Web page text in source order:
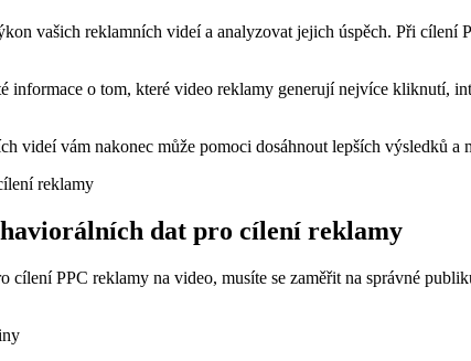
vašich reklamních videí a analyzovat jejich úspěch. Při
o tom, které video reklamy generují nejvíce kliknutí,
videí vám nakonec může pomoci dosáhnout lepších výsledků
dat pro cílení reklamy
PPC reklamy na video, musíte se zaměřit na správné